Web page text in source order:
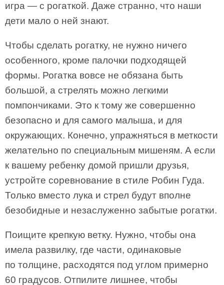
игра — с рогаткой. Даже странно, что наши
дети мало о ней знают.
Чтобы сделать рогатку, не нужно ничего
особенного, кроме палочки подходящей
формы. Рогатка вовсе не обязана быть
большой, а стрелять можно легкими
помпончиками. Это к тому же совершенно
безопасно и для самого малыша, и для
окружающих. Конечно, упражняться в меткости
желательно по специальным мишеням. А если
к вашему ребенку домой пришли друзья,
устройте соревнование в стиле Робин Гуда.
Только вместо лука и стрел будут вполне
безобидные и незаслуженно забытые рогатки.
Поищите крепкую ветку. Нужно, чтобы она
имела развилку, где части, одинаковые
по толщине, расходятся под углом примерно
60 градусов. Отпилите лишнее, чтобы